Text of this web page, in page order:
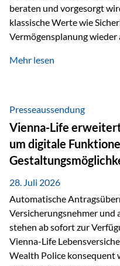
beraten und vorgesorgt
klassische Werte wie
Vermögensplanung wieder
Blick behalten?
administrative Aufgaben,
schaffen mehr Zeit für das
Beratung. Gerade deshalb
zum entscheidenden
unterstützen, Vertrauen
persönlichen Gespräch.
Mehr lesen
Presseaussendung
Vienna-Life
um digitale
28. Juli 2026
Automatische
Versicherungsnehmer und
stehen ab sofort zur
Vienna-Life
Wealth Police